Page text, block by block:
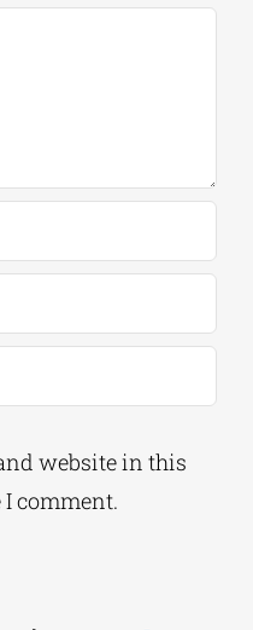
comment.